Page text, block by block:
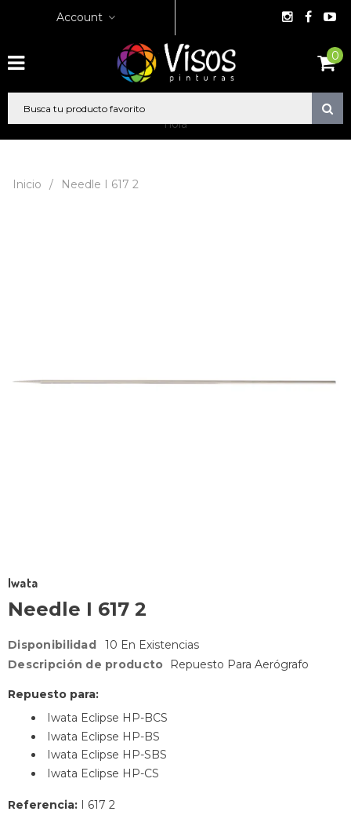
Account
0
hola
Inicio / Needle I 617 2
Iwata
Needle I 617 2
Disponibilidad
10 En Existencias
Descripción de producto
Repuesto Para Aerógrafo
Repuesto para:
Iwata Eclipse HP-BCS
Iwata Eclipse HP-BS
Iwata Eclipse HP-SBS
Iwata Eclipse HP-CS
Referencia: I 617 2